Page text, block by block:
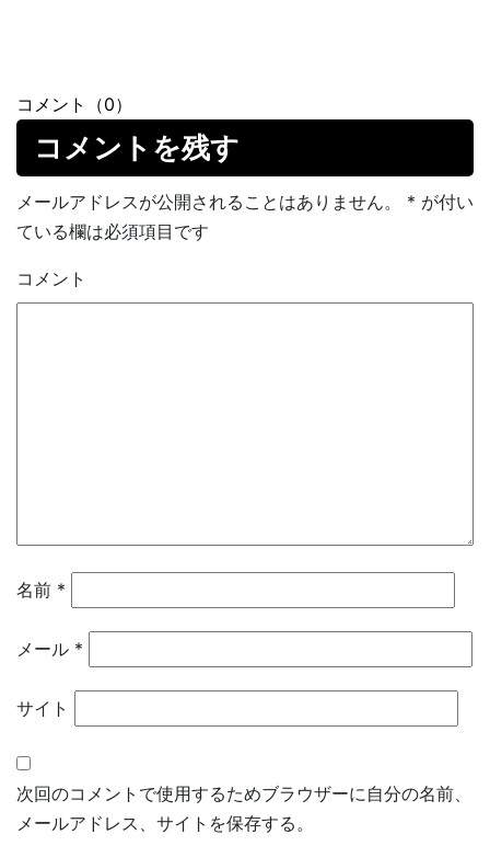
コメント（0）
コメントを残す
メールアドレスが公開されることはありません。 * が付い
ている欄は必須項目です
コメント
名前 *
メール *
サイト
次回のコメントで使用するためブラウザーに自分の名前、
メールアドレス、サイトを保存する。